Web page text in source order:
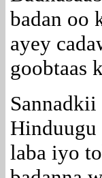
badan oo
ayey
goobtaas
Hinduugu
laba iyo